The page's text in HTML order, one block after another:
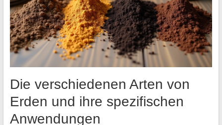
Die verschiedenen Arten von
Erden und ihre spezifischen
Anwendungen